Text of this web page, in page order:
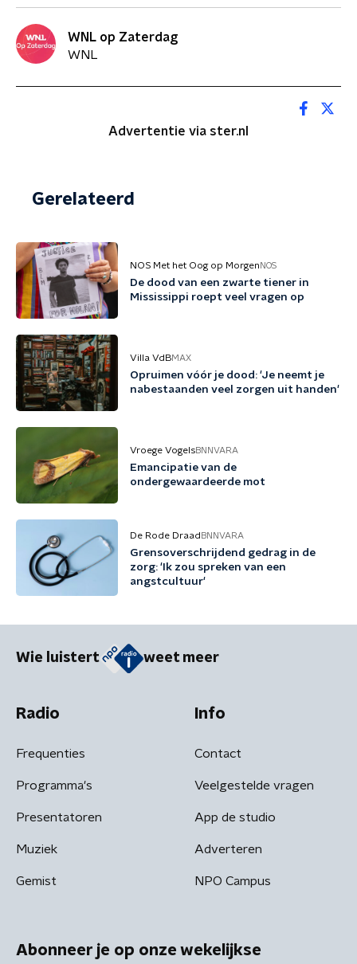
WNL op Zaterdag
WNL
Advertentie via ster.nl
Gerelateerd
NOS Met het Oog op Morgen NOS
De dood van een zwarte tiener in
Mississippi roept veel vragen op
Villa VdBMAX
Opruimen vóór je dood: 'Je neemt je
nabestaanden veel zorgen uit handen'
Vroege VogelsBNNVARA
Emancipatie van de
ondergewaardeerde mot
De Rode Draad BNNVARA
Grensoverschrijdend gedrag in de
zorg: 'Ik zou spreken van een
angstcultuur'
Wie luistert weet meer
Radio
Frequenties
Programma's
Presentatoren
Muziek
Gemist
Info
Contact
Veelgestelde vragen
App de studio
Adverteren
NPO Campus
Abonneer je op onze wekelijkse